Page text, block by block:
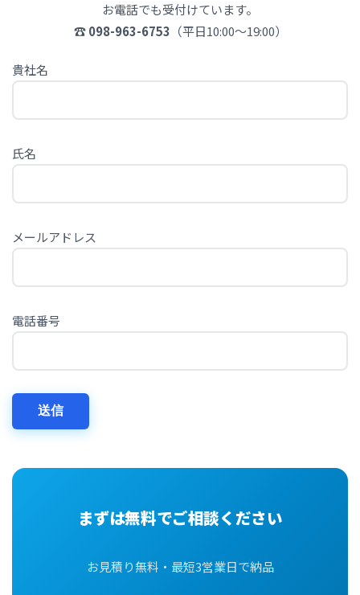
お電話でも受付けています。
☎ 098-963-6753 （平日10:00～19:00）
貴社名
氏名
メールアドレス
電話番号
まずは無料でご相談ください
お見積り無料・最短3営業日で納品